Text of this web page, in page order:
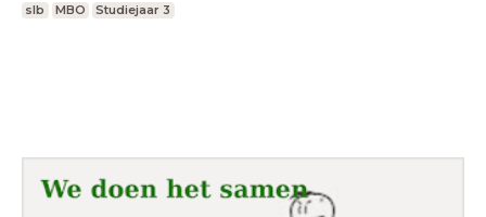
slb MBO Studiejaar 3